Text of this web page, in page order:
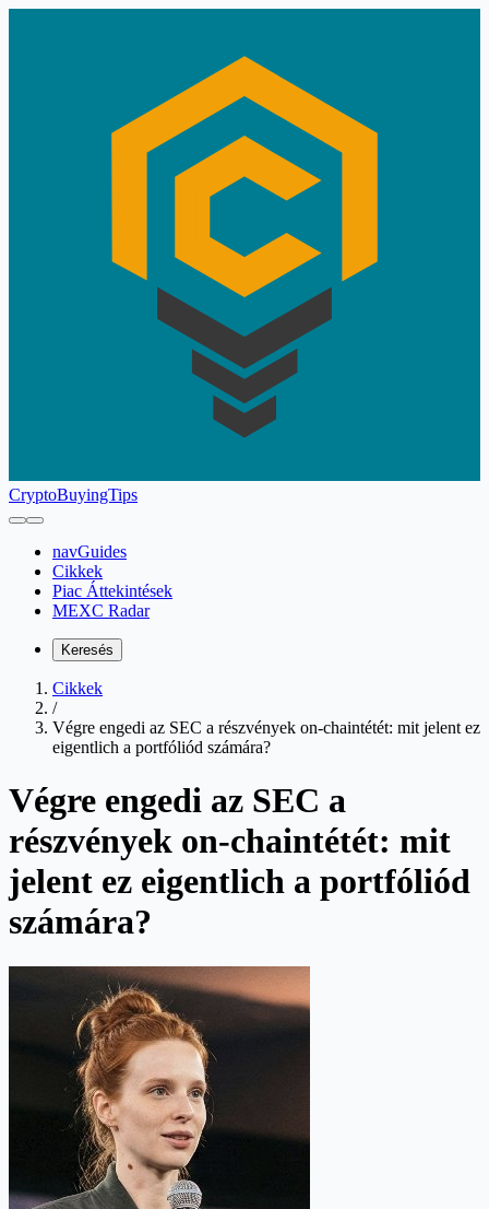
CryptoBuyingTips
navGuides
Cikkek
Piac Áttekintések
MEXC Radar
Keresés
Cikkek
/
Végre engedi az SEC a részvények on-chaintétét: mit jelent ez
eigentlich a portfóliód számára?
Végre engedi az SEC a
részvények on-chaintétét: mit
jelent ez eigentlich a portfóliód
számára?